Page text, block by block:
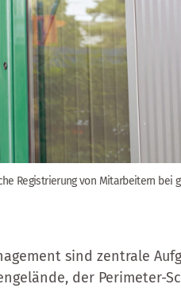
Registrierung von Mitarbeitern bei
sind zentrale
der Perimeter-